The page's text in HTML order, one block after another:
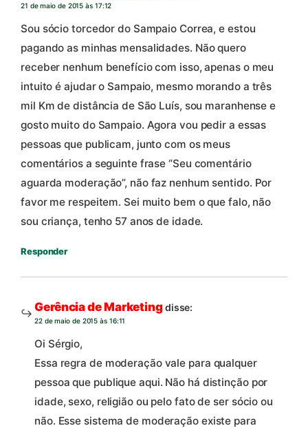
21 de maio de 2015 às 17:12
Sou sócio torcedor do Sampaio Correa, e estou
pagando as minhas mensalidades. Não quero
receber nenhum benefício com isso, apenas o meu
intuito é ajudar o Sampaio, mesmo morando a três
mil Km de distância de São Luís, sou maranhense e
gosto muito do Sampaio. Agora vou pedir a essas
pessoas que publicam, junto com os meus
comentários a seguinte frase “Seu comentário
aguarda moderação”, não faz nenhum sentido. Por
favor me respeitem. Sei muito bem o que falo, não
sou criança, tenho 57 anos de idade.
Responder
Gerência de Marketingdisse:
22 de maio de 2015 às 16:11
Oi Sérgio,
Essa regra de moderação vale para qualquer
pessoa que publique aqui. Não há distinção por
idade, sexo, religião ou pelo fato de ser sócio ou
não. Esse sistema de moderação existe para